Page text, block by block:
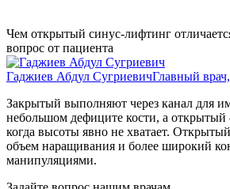
Чем открытый синус-лифтинг
вопрос от пациента
Гаджиев Абдул СугриевичГлавный
Закрытый выполняют через канал для
небольшом дефиците кости, а открытый
когда высоты явно не хватает.
объем наращивания и более широкий
манипуляциями.